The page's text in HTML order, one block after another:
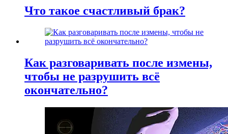
Что такое счастливый брак?
Как разговаривать после измены,
чтобы не разрушить всё
окончательно?